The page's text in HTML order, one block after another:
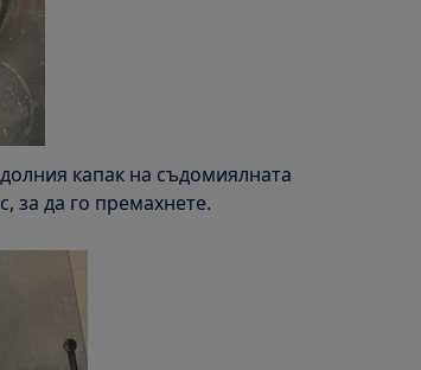
капак на съдомиялната
за да го премахнете.